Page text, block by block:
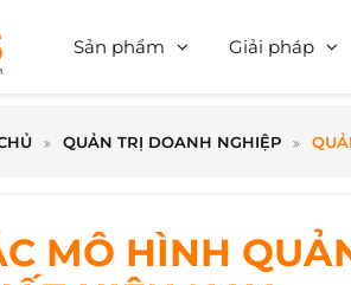
Sản phẩm Giải pháp
QUẢN TRỊ DOANH NGHIỆP
MÔ HÌNH